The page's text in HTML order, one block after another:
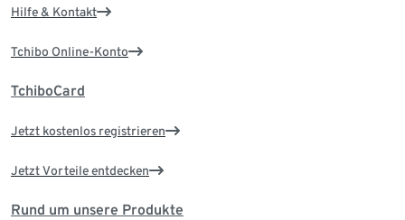
Hilfe & Kontakt
Tchibo Online-Konto
TchiboCard
Jetzt kostenlos registrieren
Jetzt Vorteile entdecken
Rund um unsere Produkte